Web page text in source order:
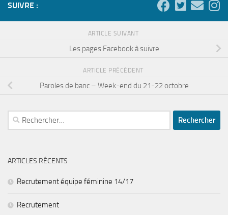
SUIVRE :
ARTICLE SUIVANT
Les pages Facebook à suivre
ARTICLE PRÉCÉDENT
Paroles de banc – Week-end du 21-22 octobre
Rechercher :
ARTICLES RÉCENTS
Recrutement équipe féminine 14/17
Recrutement